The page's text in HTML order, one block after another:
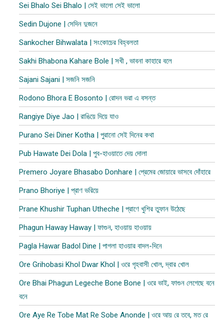
Sei Bhalo Sei Bhalo | সেই ভালো সেই ভালো
Sedin Dujone | সেদিন দুজনে
Sankocher Bihwalata | সংকোচের বিহ্বলতা
Sakhi Bhabona Kahare Bole | সখী , ভাবনা কাহারে বলে
Sajani Sajani | সজনি সজনি
Rodono Bhora E Bosonto | রোদন ভরা এ বসন্ত
Rangiye Diye Jao | রাঙিয়ে দিয়ে যাও
Purano Sei Diner Kotha | পুরানো সেই দিনের কথা
Pub Hawate Dei Dola | পুব​-হাওয়াতে দেয় দোলা
Premero Joyare Bhasabo Donhare | প্রেমের জোয়ারে ভাসবে দোঁহারে
Prano Bhoriye | প্রাণ ভরিয়ে
Prane Khushir Tuphan Utheche | প্রাণে খুশির তুফান উঠেছে
Phagun Haway Haway | ফাগুন, হাওয়ায় হাওয়ায়
Pagla Hawar Badol Dine | পাগলা হাওয়ার বাদল-দিনে
Ore Grihobasi Khol Dwar Khol | ওরে গৃহবাসী খোল, দ্বার খোল
Ore Bhai Phagun Legeche Bone Bone | ওরে ভাই, ফাগুন লেগেছে বনে
বনে
Ore Aye Re Tobe Mat Re Sobe Anonde | ওরে আয় রে তবে, মত রে